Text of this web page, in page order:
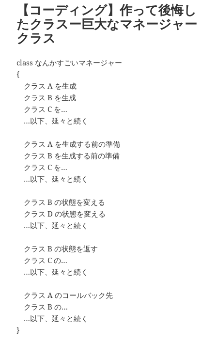
【コーディング】作って後悔し
たクラスー巨大なマネージャー
クラス
class なんかすごいマネージャー
{
クラス A を生成
クラス B を生成
クラス C を…
…以下、延々と続く
クラス A を生成する前の準備
クラス B を生成する前の準備
クラス C を…
…以下、延々と続く
クラス B の状態を変える
クラス D の状態を変える
…以下、延々と続く
クラス B の状態を返す
クラス C の…
…以下、延々と続く
クラス A のコールバック先
クラス B の…
…以下、延々と続く
}